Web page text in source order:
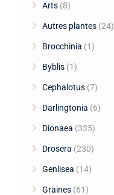
Arts (8)
Autres plantes (24)
Brocchinia (1)
Byblis (1)
Cephalotus (7)
Darlingtonia (6)
Dionaea (335)
Drosera (230)
Genlisea (14)
Graines (61)